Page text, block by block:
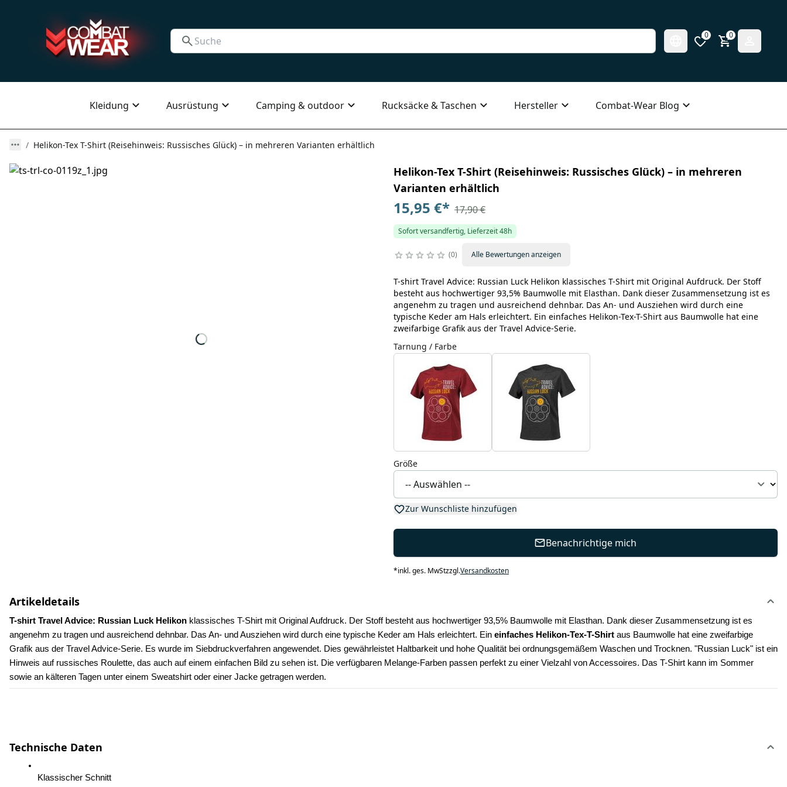
0 0
Kleidung Ausrüstung Camping & outdoor Rucksäcke & Taschen Hersteller Combat-Wear Blog
Helikon-Tex T-Shirt (Reisehinweis: Russisches Glück) – in mehreren Varianten erhältlich
Helikon-Tex T-Shirt (Reisehinweis: Russisches Glück) – in mehreren
Varianten erhältlich
15,95 €* 17,90 €
Sofort versandfertig, Lieferzeit 48h
0 Alle Bewertungen anzeigen
T-shirt Travel Advice: Russian Luck Helikon klassisches T-Shirt mit Original Aufdruck. Der Stoff
besteht aus hochwertiger 93,5% Baumwolle mit Elasthan. Dank dieser Zusammensetzung ist es
angenehm zu tragen und ausreichend dehnbar. Das An- und Ausziehen wird durch eine
typische Keder am Hals erleichtert. Ein einfaches Helikon-Tex-T-Shirt aus Baumwolle hat eine
zweifarbige Grafik aus der Travel Advice-Serie.
Tarnung / Farbe
Größe
Zur Wunschliste hinzufügen
Benachrichtige mich
*inkl. ges. MwStzzgl.Versandkosten
Artikeldetails
T-shirt Travel Advice: Russian Luck Helikon klassisches T-Shirt mit Original Aufdruck. Der Stoff besteht aus hochwertiger 93,5% Baumwolle mit Elasthan. Dank dieser Zusammensetzung ist es
angenehm zu tragen und ausreichend dehnbar. Das An- und Ausziehen wird durch eine typische Keder am Hals erleichtert. Ein einfaches Helikon-Tex-T-Shirt aus Baumwolle hat eine zweifarbige
Grafik aus der Travel Advice-Serie. Es wurde im Siebdruckverfahren angewendet. Dies gewährleistet Haltbarkeit und hohe Qualität bei ordnungsgemäßem Waschen und Trocknen. "Russian Luck" ist ein
Hinweis auf russisches Roulette, das auch auf einem einfachen Bild zu sehen ist. Die verfügbaren Melange-Farben passen perfekt zu einer Vielzahl von Accessoires. Das T-Shirt kann im Sommer
sowie an kälteren Tagen unter einem Sweatshirt oder einer Jacke getragen werden.
Technische Daten
Klassischer Schnitt